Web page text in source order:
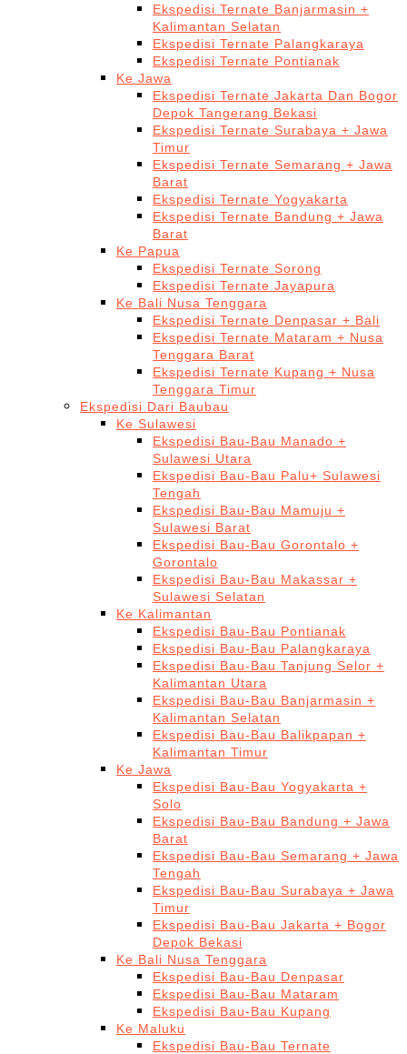
Ekspedisi Ternate Banjarmasin +
Kalimantan Selatan
Ekspedisi Ternate Palangkaraya
Ekspedisi Ternate Pontianak
Ke Jawa
Ekspedisi Ternate Jakarta Dan Bogor
Depok Tangerang Bekasi
Ekspedisi Ternate Surabaya + Jawa
Timur
Ekspedisi Ternate Semarang + Jawa
Barat
Ekspedisi Ternate Yogyakarta
Ekspedisi Ternate Bandung + Jawa
Barat
Ke Papua
Ekspedisi Ternate Sorong
Ekspedisi Ternate Jayapura
Ke Bali Nusa Tenggara
Ekspedisi Ternate Denpasar + Bali
Ekspedisi Ternate Mataram + Nusa
Tenggara Barat
Ekspedisi Ternate Kupang + Nusa
Tenggara Timur
Ekspedisi Dari Baubau
Ke Sulawesi
Ekspedisi Bau-Bau Manado +
Sulawesi Utara
Ekspedisi Bau-Bau Palu+ Sulawesi
Tengah
Ekspedisi Bau-Bau Mamuju +
Sulawesi Barat
Ekspedisi Bau-Bau Gorontalo +
Gorontalo
Ekspedisi Bau-Bau Makassar +
Sulawesi Selatan
Ke Kalimantan
Ekspedisi Bau-Bau Pontianak
Ekspedisi Bau-Bau Palangkaraya
Ekspedisi Bau-Bau Tanjung Selor +
Kalimantan Utara
Ekspedisi Bau-Bau Banjarmasin +
Kalimantan Selatan
Ekspedisi Bau-Bau Balikpapan +
Kalimantan Timur
Ke Jawa
Ekspedisi Bau-Bau Yogyakarta +
Solo
Ekspedisi Bau-Bau Bandung + Jawa
Barat
Ekspedisi Bau-Bau Semarang + Jawa
Tengah
Ekspedisi Bau-Bau Surabaya + Jawa
Timur
Ekspedisi Bau-Bau Jakarta + Bogor
Depok Bekasi
Ke Bali Nusa Tenggara
Ekspedisi Bau-Bau Denpasar
Ekspedisi Bau-Bau Mataram
Ekspedisi Bau-Bau Kupang
Ke Maluku
Ekspedisi Bau-Bau Ternate